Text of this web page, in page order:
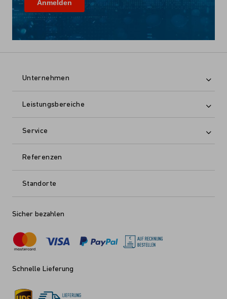
Unternehmen
Leistungsbereiche
Service
Referenzen
Standorte
Sicher bezahlen
Schnelle Lieferung